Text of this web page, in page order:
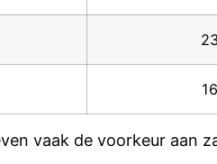
vaak de voorkeur aan